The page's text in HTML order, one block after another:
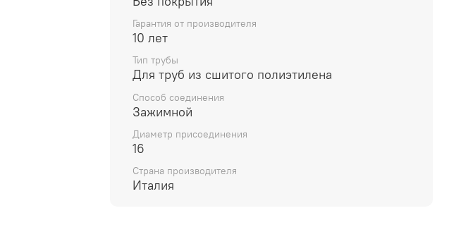
Гарантия от производителя
10 лет
Тип трубы
Для труб из сшитого полиэтилена
Способ соединения
Зажимной
Диаметр присоединения
16
Страна производителя
Италия